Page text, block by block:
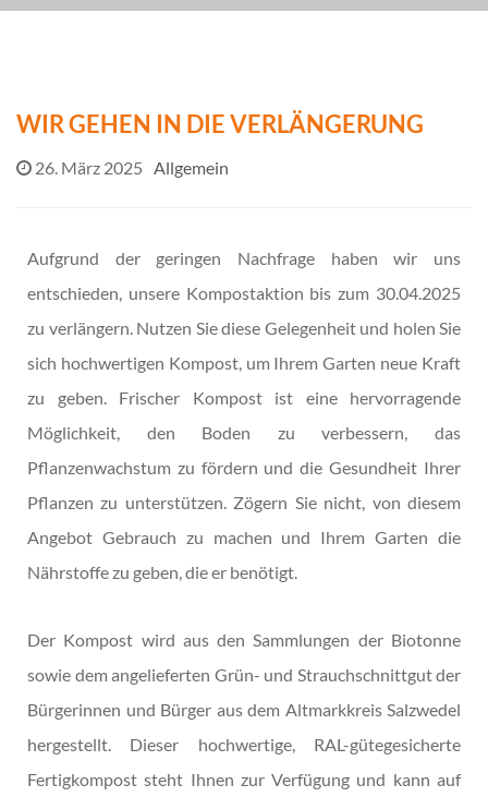
WIR GEHEN IN DIE VERLÄNGERUNG
26. März 2025 Allgemein
Aufgrund der geringen Nachfrage haben wir uns
entschieden, unsere Kompostaktion bis zum 30.04.2025
zu verlängern. Nutzen Sie diese Gelegenheit und holen Sie
sich hochwertigen Kompost, um Ihrem Garten neue Kraft
zu geben. Frischer Kompost ist eine hervorragende
Möglichkeit, den Boden zu verbessern, das
Pflanzenwachstum zu fördern und die Gesundheit Ihrer
Pflanzen zu unterstützen. Zögern Sie nicht, von diesem
Angebot Gebrauch zu machen und Ihrem Garten die
Nährstoffe zu geben, die er benötigt.
Der Kompost wird aus den Sammlungen der Biotonne
sowie dem angelieferten Grün- und Strauchschnittgut der
Bürgerinnen und Bürger aus dem Altmarkkreis Salzwedel
hergestellt. Dieser hochwertige, RAL-gütegesicherte
Fertigkompost steht Ihnen zur Verfügung und kann auf